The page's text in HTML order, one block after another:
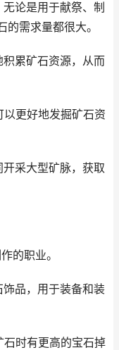
论是用于献祭、制
需求量都很大。
累矿石资源，从而
更好地发掘矿石资
采大型矿脉，获取
的职业。
品，用于装备和装
时有更高的宝石掉